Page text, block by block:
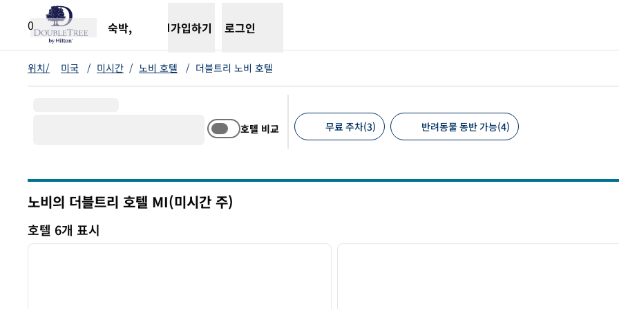
콘텐츠로 이동
0
숙박, 가입하기 로그인
위치/ 미국 / 미시간 / 노비 호텔 / 더블트리 노비 호텔
호텔 비교 무료 주차(3) 반려동물 동반 가능(4)
노비의 더블트리 호텔 MI(미시간 주)
호텔 6개 표시
호텔 6개 표시
1/12
다음 이미지
1/12